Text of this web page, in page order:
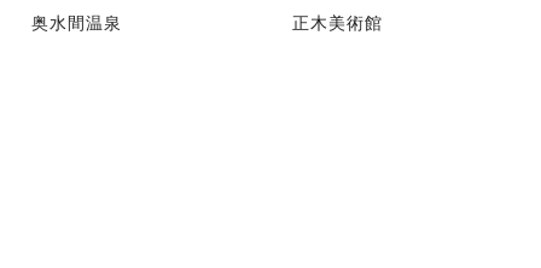
奥水間温泉 正木美術館